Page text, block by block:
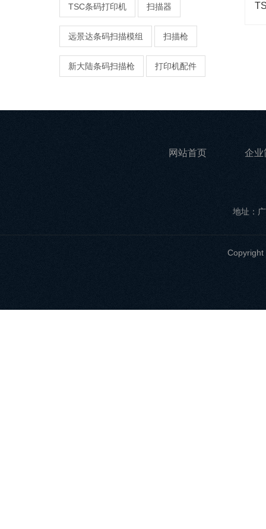
TSC条码打印机 扫描器
远景达条码扫描模组 扫描枪
新大陆条码扫描枪 打印机配件
网站首页 企业
地址：